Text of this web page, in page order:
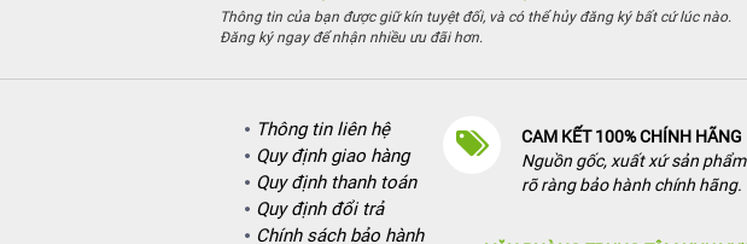
Thông tin của bạn được giữ kín tuyệt đối, và có thể hủy đăng ký bất cứ lúc nào.
Đăng ký ngay để nhận nhiều ưu đãi hơn.
Thông tin liên hệ
Quy định giao hàng
Quy định thanh toán
Quy định đổi trả
Chính sách bảo hành
CAM KẾT 100% CHÍNH HÃNG
Nguồn gốc, xuất xứ sản phẩm
rõ ràng bảo hành chính hãng.